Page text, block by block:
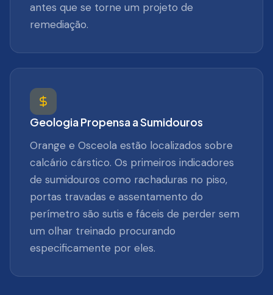
antes que se torne um projeto de
remediação.
Geologia Propensa a Sumidouros
Orange e Osceola estão localizados sobre
calcário cárstico. Os primeiros indicadores
de sumidouros como rachaduras no piso,
portas travadas e assentamento do
perímetro são sutis e fáceis de perder sem
um olhar treinado procurando
especificamente por eles.